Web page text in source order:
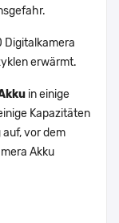
Digitalkamera
erwärmt.
in einige
Kapazitäten
vor dem
Akku